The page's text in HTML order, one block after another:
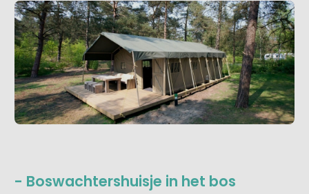
- Boswachtershuisje in het bos